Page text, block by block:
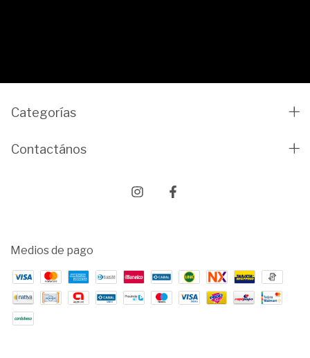
Categorías
Contactános
Medios de pago